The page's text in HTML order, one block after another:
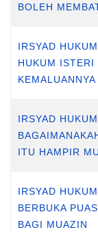
BOLEH
IRSYAD
HUKUM ISTERI
IRSYAD
ITU HAMPIR
IRSYAD
BERBUKA
BAGI MUAZIN